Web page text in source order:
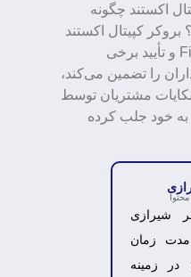
اکستند چگونه
بروکر کپیتال اکستند
با عضویت در Financial Commission و تأیید برخی
را تضمین می‌کند،
مشتریان توسط
به خود جلب کرده
شیرازی
زمان
در زمینه